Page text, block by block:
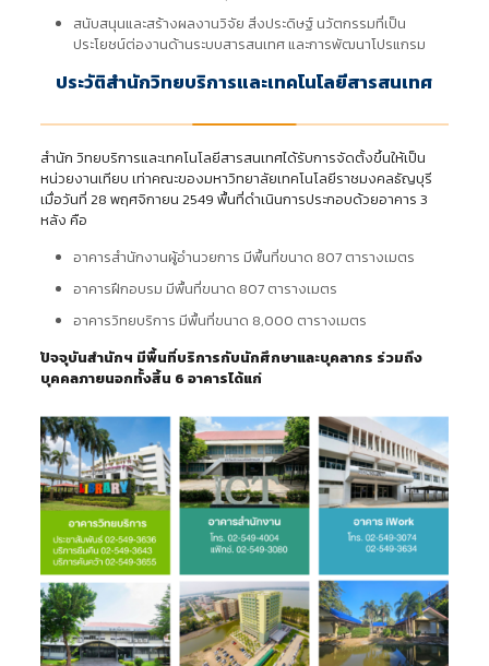
สนับสนุนและสร้างผลงานวิจัย สิ่งประดิษฐ์ นวัตกรรมที่เป็น
ประโยชน์ต่องานด้านระบบสารสนเทศ และการพัฒนาโปรแกรม
ประวัติสำนักวิทยบริการและเทคโนโลยีสารสนเทศ
สำนัก วิทยบริการและเทคโนโลยีสารสนเทศได้รับการจัดตั้งขึ้นให้เป็น
หน่วยงานเทียบ เท่าคณะของมหาวิทยาลัยเทคโนโลยีราชมงคลธัญบุรี
เมื่อวันที่ 28 พฤศจิกายน 2549 พื้นที่ดำเนินการประกอบด้วยอาคาร 3
หลัง คือ
อาคารสำนักงานผู้อำนวยการ มีพื้นที่ขนาด 807 ตารางเมตร
อาคารฝึกอบรม มีพื้นที่ขนาด 807 ตารางเมตร
อาคารวิทยบริการ มีพื้นที่ขนาด 8,000 ตารางเมตร
ปัจจุบันสำนักฯ มีพื้นที่บริการกับนักศึกษาและบุคลากร ร่วมถึง
บุคคลภายนอกทั้งสิ้น 6 อาคารได้แก่